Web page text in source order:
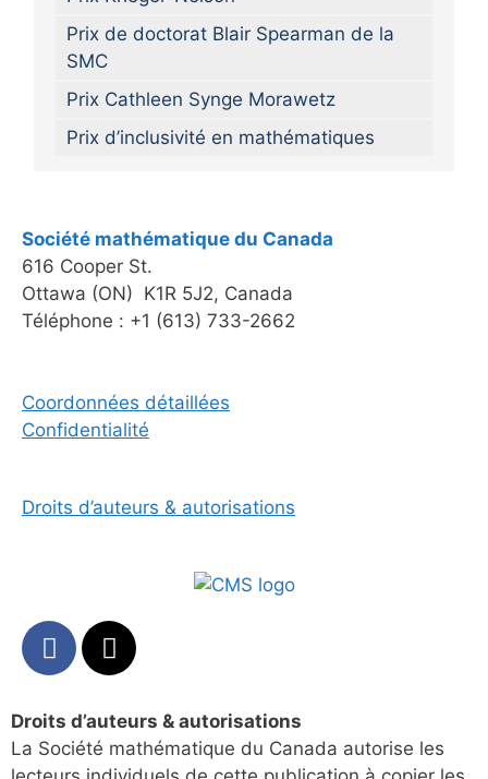
Prix de doctorat Blair Spearman de la
SMC
Prix Cathleen Synge Morawetz
Prix d’inclusivité en mathématiques
Société mathématique du Canada
616 Cooper St.
Ottawa (ON) K1R 5J2, Canada
Téléphone : +1 (613) 733-2662
Coordonnées détaillées
Confidentialité
Droits d’auteurs & autorisations
Droits d’auteurs & autorisations
La Société mathématique du Canada autorise les